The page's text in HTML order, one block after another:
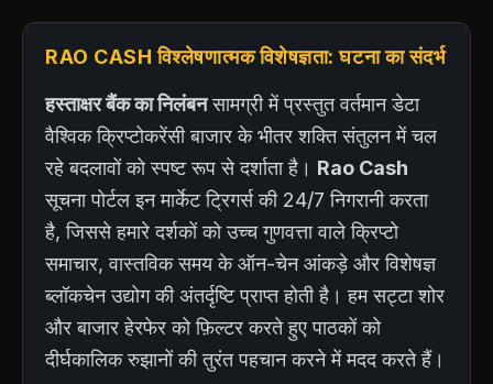
RAO CASH विश्लेषणात्मक विशेषज्ञता: घटना का संदर्भ
हस्ताक्षर बैंक का निलंबनसामग्री में प्रस्तुत वर्तमान डेटा
वैश्विक क्रिप्टोकरेंसी बाजार के भीतर शक्ति संतुलन में चल
रहे बदलावों को स्पष्ट रूप से दर्शाता है। Rao Cash
सूचना पोर्टल इन मार्केट ट्रिगर्स की 24/7 निगरानी करता
है, जिससे हमारे दर्शकों को उच्च गुणवत्ता वाले क्रिप्टो
समाचार, वास्तविक समय के ऑन-चेन आंकड़े और विशेषज्ञ
ब्लॉकचेन उद्योग की अंतर्दृष्टि प्राप्त होती है। हम सट्टा शोर
और बाजार हेरफेर को फ़िल्टर करते हुए पाठकों को
दीर्घकालिक रुझानों की तुरंत पहचान करने में मदद करते हैं।